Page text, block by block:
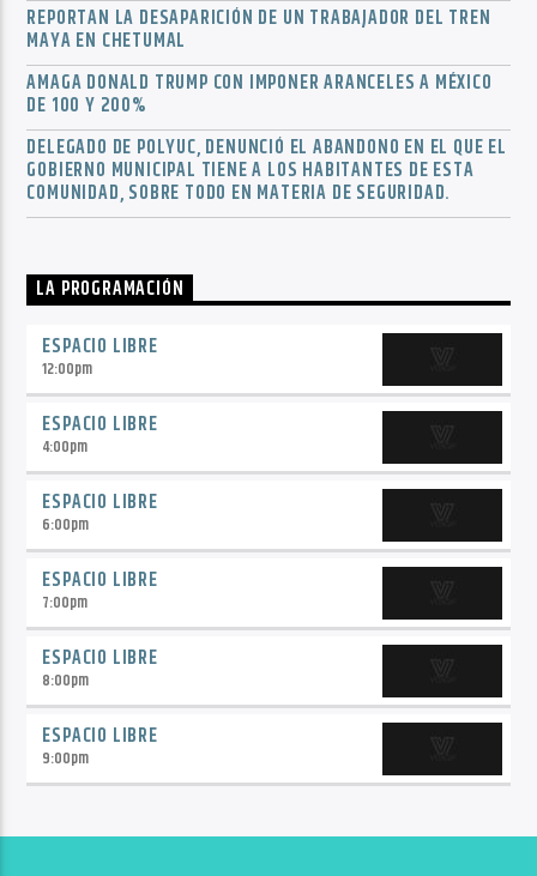
REPORTAN LA DESAPARICIÓN DE UN TRABAJADOR DEL TREN
MAYA EN CHETUMAL
AMAGA DONALD TRUMP CON IMPONER ARANCELES A MÉXICO
DE 100 Y 200%
DELEGADO DE POLYUC, DENUNCIÓ EL ABANDONO EN EL QUE EL
GOBIERNO MUNICIPAL TIENE A LOS HABITANTES DE ESTA
COMUNIDAD, SOBRE TODO EN MATERIA DE SEGURIDAD.
LA PROGRAMACIÓN
ESPACIO LIBRE
12:00pm
ESPACIO LIBRE
4:00pm
ESPACIO LIBRE
6:00pm
ESPACIO LIBRE
7:00pm
ESPACIO LIBRE
8:00pm
ESPACIO LIBRE
9:00pm